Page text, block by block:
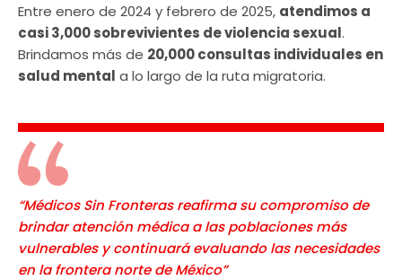
Entre enero de 2024 y febrero de 2025, atendimos a
casi 3,000 sobrevivientes de violencia sexual.
Brindamos más de 20,000 consultas individuales en
salud mental a lo largo de la ruta migratoria.
“Médicos Sin Fronteras reafirma su compromiso de
brindar atención médica a las poblaciones más
vulnerables y continuará evaluando las necesidades
en la frontera norte de México”